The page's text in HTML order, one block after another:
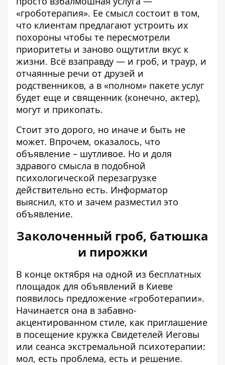
«гроботерапия». Ее смысл состоит в том,
что клиентам предлагают устроить их
похороны чтобы те пересмотрели
приоритеты и заново ощутитли вкус к
жизни. Всё взаправду — и гроб, и траур, и
отчаянные речи от друзей и
родственников, а в «полном» пакете услуг
будет еще и священник (конечно, актер),
могут и прикопать.
Стоит это дорого, но иначе и быть не
может. Впрочем, оказалось, что
объявление – шутливое. Но и доля
здравого смысла в подобной
психологической перезагрузке
действительно есть. Информатор
выяснил, кто и зачем разместил это
объявление.
Заколоченный гроб, батюшка
и пирожки
В конце октября на одной из бесплатных
площадок для объявлений в Киеве
появилось предложение «гроботерапии».
Начинается она в забавно-
акцентированном стиле, как приглашение
в посещение кружка Свидетелей Иеговы
или сеанса экстремальной психотерапии:
мол, есть проблема, есть и решение.